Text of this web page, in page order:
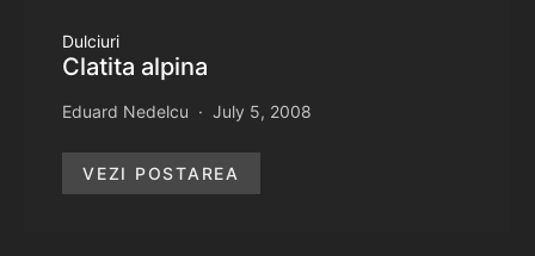
Dulciuri
Clatita alpina
Eduard Nedelcu July 5, 2008
VEZI POSTAREA